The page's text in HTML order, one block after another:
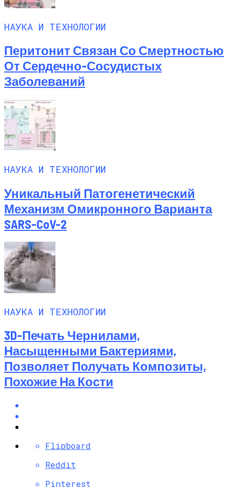
НАУКА И ТЕХНОЛОГИИ
Перитонит Связан Со Смертностью
От Сердечно-Сосудистых
Заболеваний
НАУКА И ТЕХНОЛОГИИ
Уникальный Патогенетический
Механизм Омикронного Варианта
SARS-CoV-2
НАУКА И ТЕХНОЛОГИИ
3D-Печать Чернилами,
Насыщенными Бактериями,
Позволяет Получать Композиты,
Похожие На Кости
Flipboard
Reddit
Pinterest